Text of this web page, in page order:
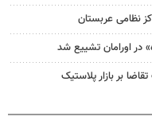
نظامی عربستان
در اورامان تشییع شد
بر بازار پلاستیک